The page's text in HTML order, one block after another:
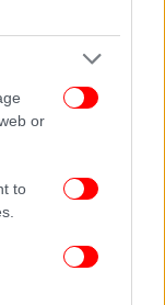
or
to
αλλά
με AI.
art αυτό το app
δυνατό text
τις
εργαλεία